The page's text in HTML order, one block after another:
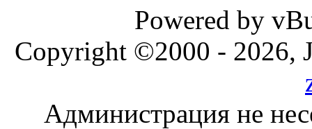
Powered by
Copyright ©2000 - 2026,
Администрация не